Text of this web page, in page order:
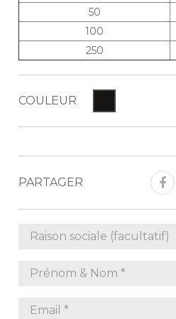
50
100
250
COULEUR
PARTAGER